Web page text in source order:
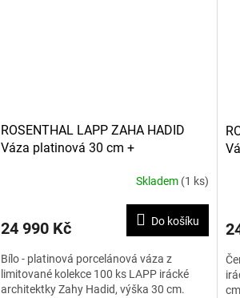
ROSENTHAL LAPP ZAHA HADID
Váza platinová 30 cm +
Skladem (1 ks)
24 990 Kč Do košíku
Bílo - platinová porcelánová váza z
limitované kolekce 100 ks LAPP irácké
architektky Zahy Hadid, výška 30 cm.